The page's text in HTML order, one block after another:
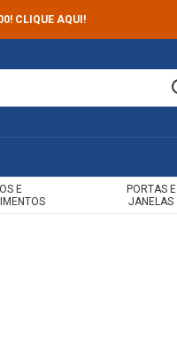
CLIQUE AQUI!
E
PORTAS E
JANELAS